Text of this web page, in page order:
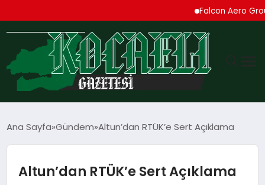
Falcon Aero Group,
TEKNOLOJI
EKONOMI
Ana Sayfa Gündem Altun’dan RTÜK’e Sert Açıklama
Altun’dan RTÜK’e Sert Açıklama